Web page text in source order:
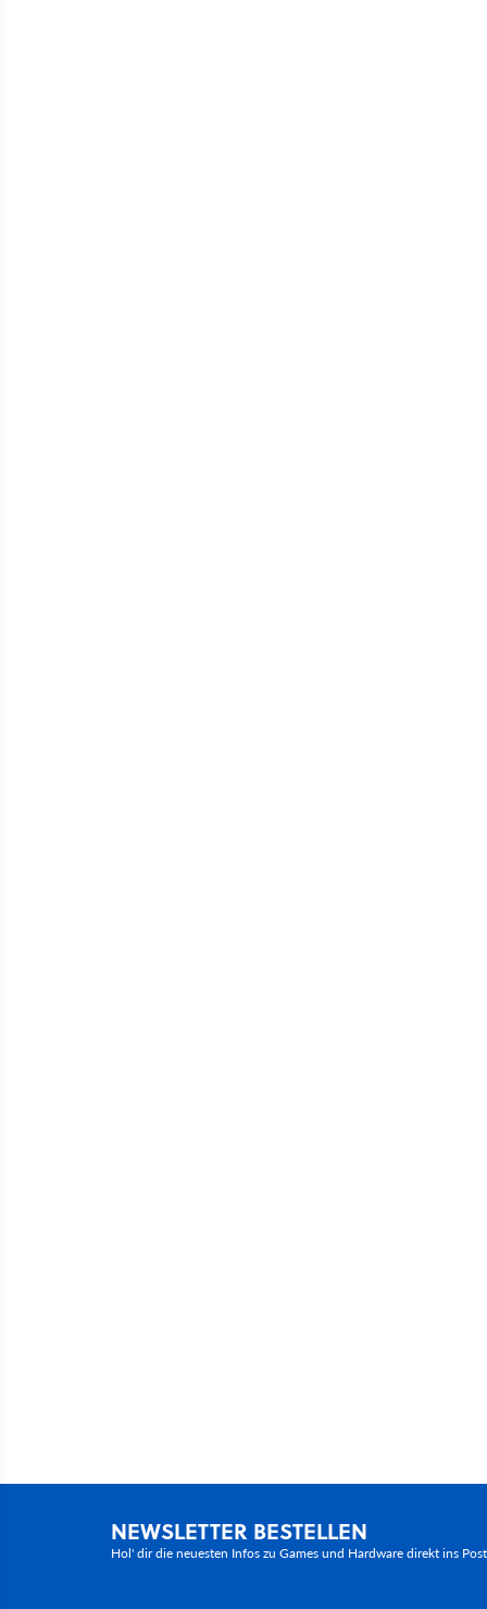
NEWSLETTER BESTELLEN
Hol' dir die neuesten Infos zu Games und Hardware direkt ins